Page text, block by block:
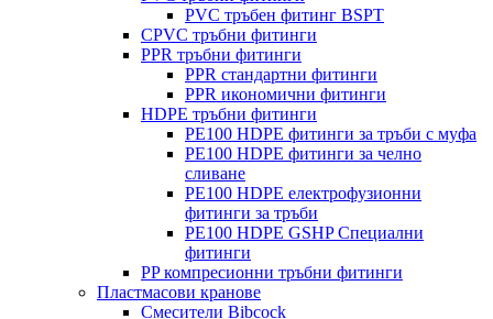
PVC тръбен фитинг BSPT
CPVC тръбни фитинги
PPR тръбни фитинги
PPR стандартни фитинги
PPR икономични фитинги
HDPE тръбни фитинги
PE100 HDPE фитинги за тръби с муфа
PE100 HDPE фитинги за челно
сливане
PE100 HDPE електрофузионни
фитинги за тръби
PE100 HDPE GSHP Специални
фитинги
PP компресионни тръбни фитинги
Пластмасови кранове
Смесители Bibcock